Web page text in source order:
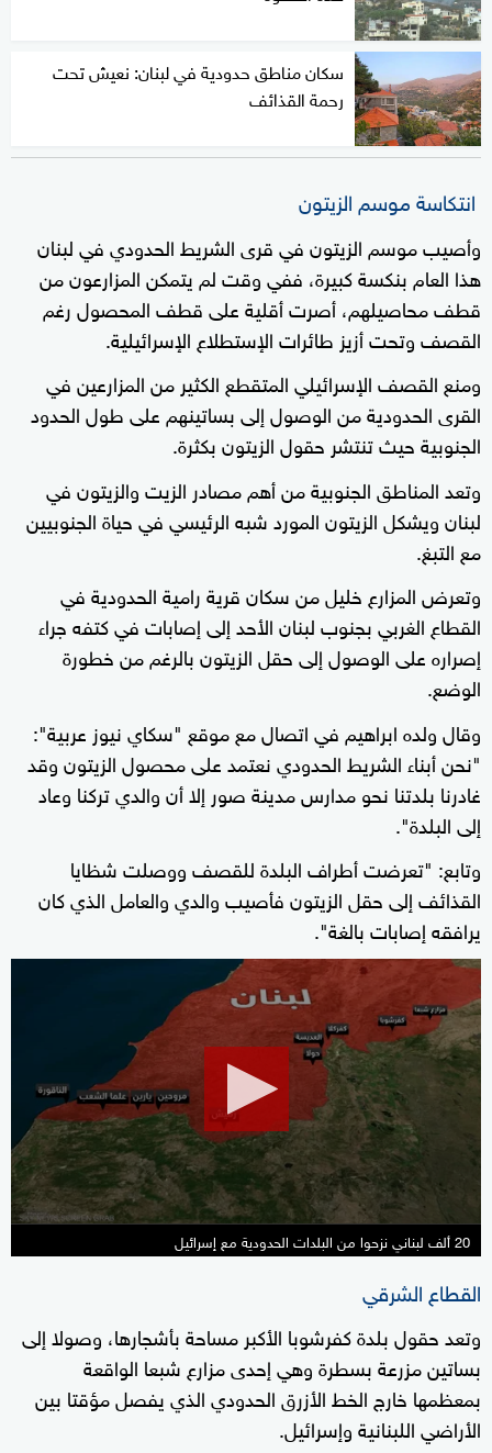
سكان مناطق حدودية في لبنان: نعيش تحت
رحمة القذائف
انتكاسة موسم الزيتون
وأصيب موسم الزيتون في قرى الشريط الحدودي في لبنان
هذا العام بنكسة كبيرة، ففي وقت لم يتمكن المزارعون من
قطف محاصيلهم، أصرت أقلية على قطف المحصول رغم
القصف وتحت أزيز طائرات الإستطلاع الإسرائيلية.
ومنع القصف الإسرائيلي المتقطع الكثير من المزارعين في
القرى الحدودية من الوصول إلى بساتينهم على طول الحدود
الجنوبية حيث تنتشر حقول الزيتون بكثرة.
وتعد المناطق الجنوبية من أهم مصادر الزيت والزيتون في
لبنان ويشكل الزيتون المورد شبه الرئيسي في حياة الجنوبيين
مع التبغ.
وتعرض المزارع خليل من سكان قرية رامية الحدودية في
القطاع الغربي بجنوب لبنان الأحد إلى إصابات في كتفه جراء
إصراره على الوصول إلى حقل الزيتون بالرغم من خطورة
الوضع.
وقال ولده ابراهيم في اتصال مع موقع "سكاي نيوز عربية":
"نحن أبناء الشريط الحدودي نعتمد على محصول الزيتون وقد
غادرنا بلدتنا نحو مدارس مدينة صور إلا أن والدي تركنا وعاد
إلى البلدة".
وتابع: "تعرضت أطراف البلدة للقصف ووصلت شظايا
القذائف إلى حقل الزيتون فأصيب والدي والعامل الذي كان
يرافقه إصابات بالغة".
minutes,
seconds
20 ألف لبناني نزحوا من البلدات الحدودية مع إسرائيل
القطاع الشرقي
وتعد حقول بلدة كفرشوبا الأكبر مساحة بأشجارها، وصولا إلى
بساتين مزرعة بسطرة وهي إحدى مزارع شبعا الواقعة
بمعظمها خارج الخط الأزرق الحدودي الذي يفصل مؤقتا بين
الأراضي اللبنانية وإسرائيل.